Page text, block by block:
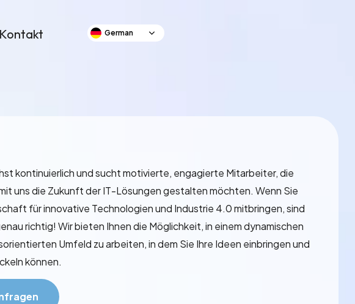
Kontakt German
kontinuierlich und sucht motivierte, engagierte Mitarbeiter, die
uns die Zukunft der IT-Lösungen gestalten möchten. Wenn Sie
für innovative Technologien und Industrie 4.0 mitbringen, sind
richtig! Wir bieten Ihnen die Möglichkeit, in einem dynamischen
Umfeld zu arbeiten, in dem Sie Ihre Ideen einbringen und
können.